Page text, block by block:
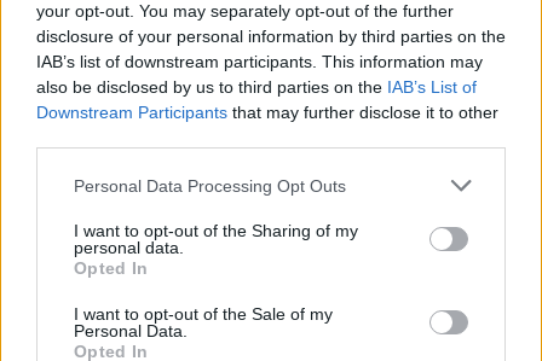
your opt-out. You may separately opt-out of the further
disclosure of your personal information by third parties on the
IAB’s list of downstream participants. This information may
also be disclosed by us to third parties on the IAB’s List of
Downstream Participants that may further disclose it to other
Please note that this website/app uses one or more Google
not limited to your visit or usage behaviour. You may click to
grant or deny consent to Google and its third-party tags to
use your data for below specified purposes in below Google
consent section.
Personal Data Processing Opt Outs
I want to opt-out of the Sharing of my
personal data.
Opted In
I want to opt-out of the Sale of my
Personal Data.
Opted In
13 éve
Celtudatos a poszterina. Csak 1 kerdes, miert
pont Irorszag? Sajat velenyem, hogy Europa
legsuttyobb orszaga, illetve az EU-e.
@hogyne,persze,igazad van!: a Jerseys
kerdesre a valasz. Jersey Crown Dependency.
megtamadjak. Utleveluk is brit, de Jersey adja ki.